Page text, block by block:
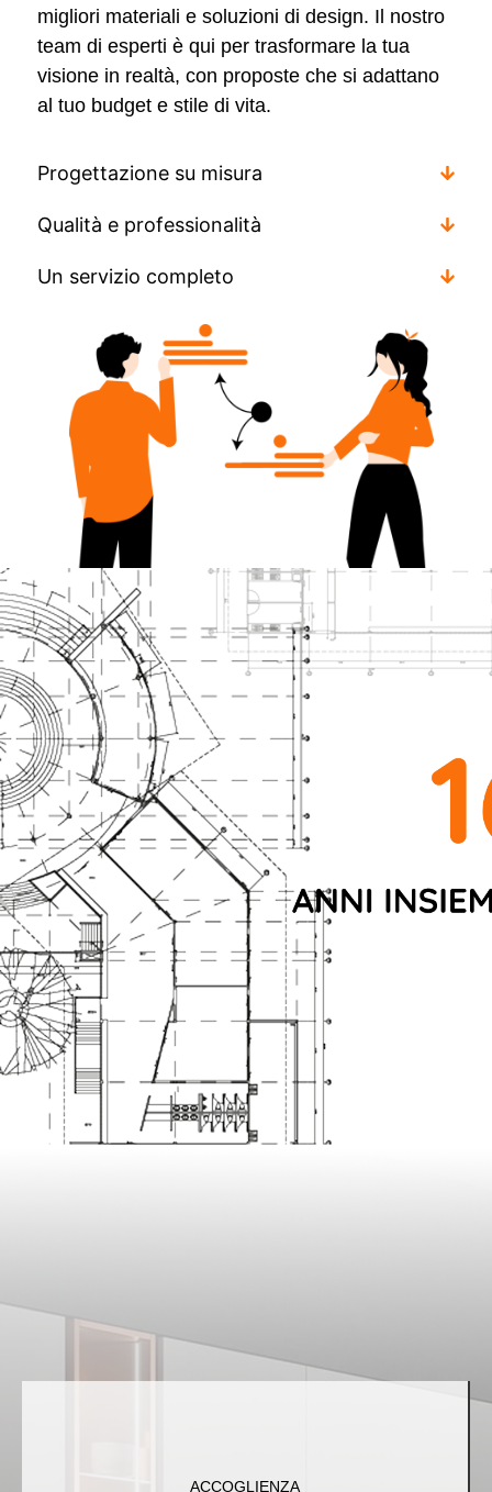
migliori materiali e soluzioni di design. Il nostro
team di esperti è qui per trasformare la tua
visione in realtà, con proposte che si adattano
al tuo budget e stile di vita.
Progettazione su misura
Qualità e professionalità
Un servizio completo
ACCOGLIENZA
ambiente familiare dove fiducia e comprensione sono